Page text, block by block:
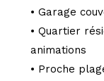
• Garage
• Quartier
animations
• Proche